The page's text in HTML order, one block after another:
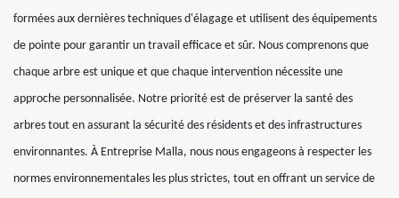
formées aux dernières techniques d'élagage et utilisent des équipements
de pointe pour garantir un travail efficace et sûr. Nous comprenons que
chaque arbre est unique et que chaque intervention nécessite une
approche personnalisée. Notre priorité est de préserver la santé des
arbres tout en assurant la sécurité des résidents et des infrastructures
environnantes. À Entreprise Malla, nous nous engageons à respecter les
normes environnementales les plus strictes, tout en offrant un service de